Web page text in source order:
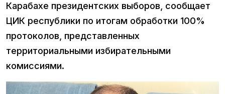
Карабахе президентских выборов, сообщает
ЦИК республики по итогам обработки 100%
протоколов, представленных
территориальными избирательными
комиссиями.